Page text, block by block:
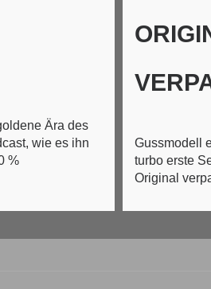
Ära des
wie es ihn
%
Gussmodell
turbo erste
Original